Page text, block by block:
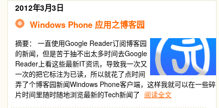
2012年3月3日
Windows Phone 应用之博客园
摘要： 一直使用Google Reader订阅博客园
的新闻，但是苦于抽不出太多时间去Google
Reader上看这些最新IT资讯，导致我一次又
一次的把它标注为已读，所以就花了点时间
弄了个博客园新闻Windows Phone客户端，这样我就可以在一些碎
片时间里随时随地浏览最新的Tech新闻了 阅读全文